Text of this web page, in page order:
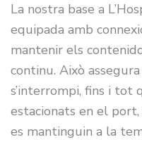
La nostra base a
equipada amb
mantenir els
continu. Això
s’interrompi, fins i tot
estacionats en el
es mantinguin a la